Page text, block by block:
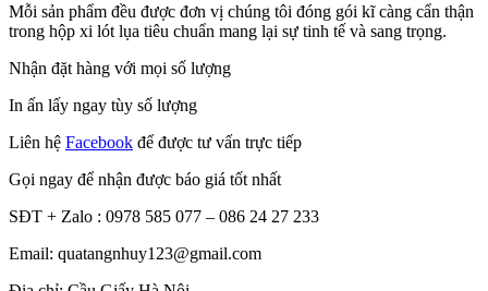
Mỗi sản phẩm đều được đơn vị chúng tôi đóng gói kĩ càng cẩn thận
trong hộp xi lót lụa tiêu chuẩn mang lại sự tinh tế và sang trọng.
Nhận đặt hàng với mọi số lượng
In ấn lấy ngay tùy số lượng
Liên hệ Facebook để được tư vấn trực tiếp
Gọi ngay để nhận được báo giá tốt nhất
SĐT + Zalo : 0978 585 077 – 086 24 27 233
Email: quatangnhuy123@gmail.com